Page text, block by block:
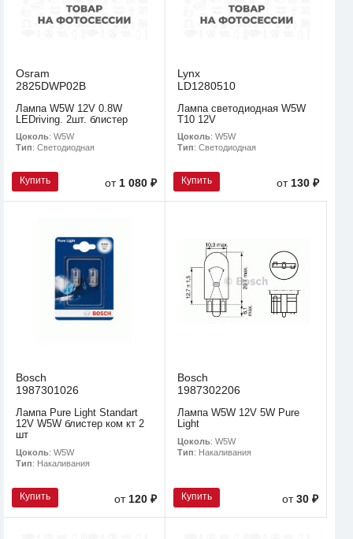
Osram
2825DWP02B
Лампа W5W 12V 0.8W
LEDriving. 2шт. блистер
Цоколь: W5W
Тип: Светодиодная
Купить от 1 080 ₽
Lynx
LD1280510
Лампа светодиодная W5W
T10 12V
Цоколь: W5W
Тип: Светодиодная
Купить от 130 ₽
Bosch
1987301026
Лампа Pure Light Standart
12V W5W блистер ком кт 2
шт
Цоколь: W5W
Тип: Накаливания
Купить от 120 ₽
Bosch
1987302206
Лампа W5W 12V 5W Pure
Light
Цоколь: W5W
Тип: Накаливания
Купить от30 ₽